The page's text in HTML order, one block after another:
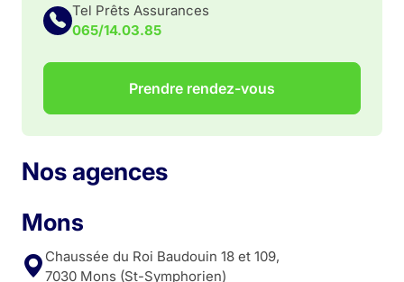
Tel Prêts Assurances
065/14.03.85
Prendre rendez-vous
Nos agences
Mons
Chaussée du Roi Baudouin 18 et 109,
7030 Mons (St-Symphorien)